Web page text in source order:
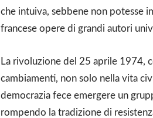
che intuiva, sebbene non potesse
francese opere di grandi autori
La rivoluzione del 25 aprile 1974,
cambiamenti, non solo nella vita
democrazia fece emergere un
rompendo la tradizione di